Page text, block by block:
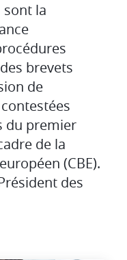
sont la
brevets
de
du premier
de la
(CBE).
des